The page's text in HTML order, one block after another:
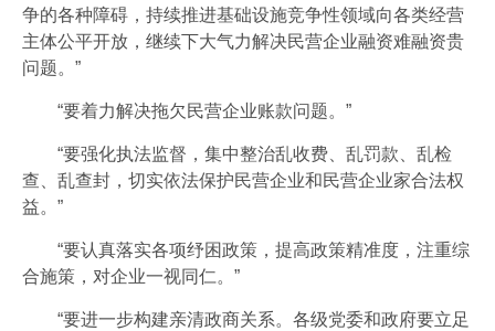
争的各种障碍，持续推进基础设施竞争性领域向各类经营
主体公平开放，继续下大气力解决民营企业融资难融资贵
问题。”
“要着力解决拖欠民营企业账款问题。”
“要强化执法监督，集中整治乱收费、乱罚款、乱检
查、乱查封，切实依法保护民营企业和民营企业家合法权
益。”
“要认真落实各项纾困政策，提高政策精准度，注重综
合施策，对企业一视同仁。”
“要进一步构建亲清政商关系。各级党委和政府要立足